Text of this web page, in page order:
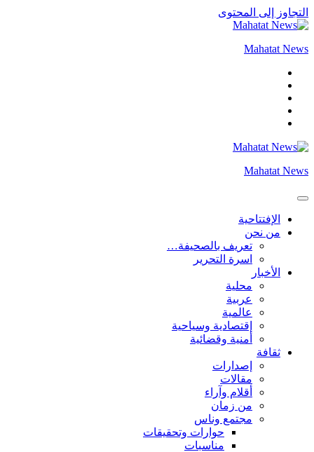
التجاوز إلى المحتوى
Mahatat News
Mahatat News
الإفتتاحية
من نحن
تعريف بالصحيفة…
اسرة التحرير
الأخبار
محلية
عربية
عالمية
إقتصادية وسياحية
أمنية وقضائية
ثقافة
إصدارات
مقالات
أقلام وآراء
من زمان
مجتمع وناس
حوارات وتحقيقات
مناسبات